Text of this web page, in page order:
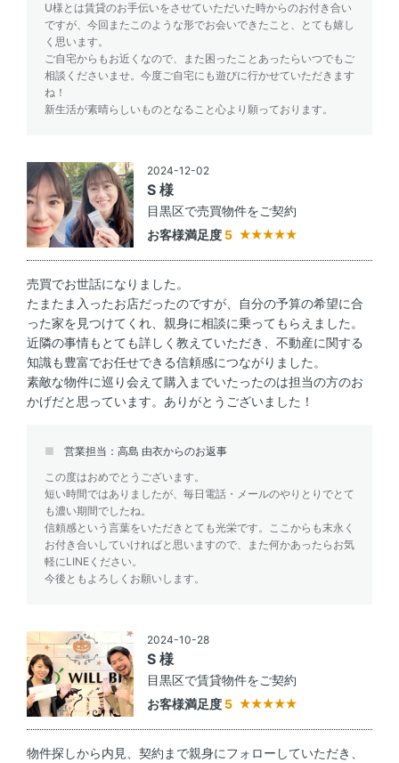
U様とは賃貸のお手伝いをさせていただいた時からのお付き合い
ですが、今回またこのような形でお会いできたこと、とても嬉し
く思います。
ご自宅からもお近くなので、また困ったことあったらいつでもご
相談くださいませ。今度ご自宅にも遊びに行かせていただきます
ね！
新生活が素晴らしいものとなること心より願っております。
2024-12-02
S 様
目黒区で売買物件をご契約
お客様満足度 5
売買でお世話になりました。
たまたま入ったお店だったのですが、自分の予算の希望に合
った家を見つけてくれ、親身に相談に乗ってもらえました。
近隣の事情もとても詳しく教えていただき、不動産に関する
知識も豊富でお任せできる信頼感につながりました。
素敵な物件に巡り会えて購入までいたったのは担当の方のお
かげだと思っています。ありがとうございました！
営業担当：高島 由衣からのお返事
この度はおめでとうございます。
短い時間ではありましたが、毎日電話・メールのやりとりでとて
も濃い期間でしたね。
信頼感という言葉をいただきとても光栄です。ここからも末永く
お付き合いしていければと思いますので、また何かあったらお気
軽にLINEください。
今後ともよろしくお願いします。
2024-10-28
S 様
目黒区で賃貸物件をご契約
お客様満足度 5
物件探しから内見、契約まで親身にフォローしていただき、